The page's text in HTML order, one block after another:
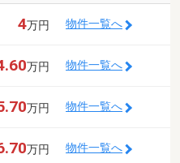
4万円 物件一覧へ
万円 物件一覧へ
万円 物件一覧へ
万円 物件一覧へ